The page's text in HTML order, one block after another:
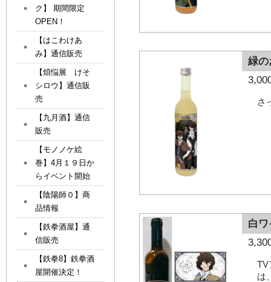
緑
さ
白
TV
は
ク】 期間限定
OPEN！
【はこわけあ
み】通信販売
【煩悩展 けそ
シロウ】通信販
売
【九月酒】通信
販売
【モノノケ絵
巻】4月１９日か
らイベント開始
【陰陽師０】商
品情報
【鉄拳酒屋】通
信販売
【鉄拳8】鉄拳酒
屋開催決定！